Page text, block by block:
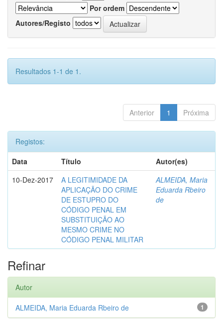
Por ordem
Autores/Registo
Resultados 1-1 de 1.
Anterior 1 Próxima
Registos:
Data
Título
Autor(es)
10-Dez-2017
A LEGITIMIDADE DA
APLICAÇÃO DO CRIME
DE ESTUPRO DO
CÓDIGO PENAL EM
SUBSTITUIÇÃO AO
MESMO CRIME NO
CÓDIGO PENAL MILITAR
ALMEIDA, Maria
Eduarda Rbeiro
de
Refinar
Autor
1
ALMEIDA, Maria Eduarda Rbeiro de